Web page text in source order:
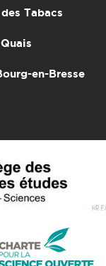
Tabacs
en-Bresse